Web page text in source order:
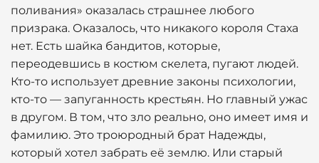
поливания» оказалась страшнее любого
призрака. Оказалось, что никакого короля Стаха
нет. Есть шайка бандитов, которые,
переодевшись в костюм скелета, пугают людей.
Кто-то использует древние законы психологии,
кто-то — запуганность крестьян. Но главный ужас
в другом. В том, что зло реально, оно имеет имя и
фамилию. Это троюродный брат Надежды,
который хотел забрать её землю. Или старый